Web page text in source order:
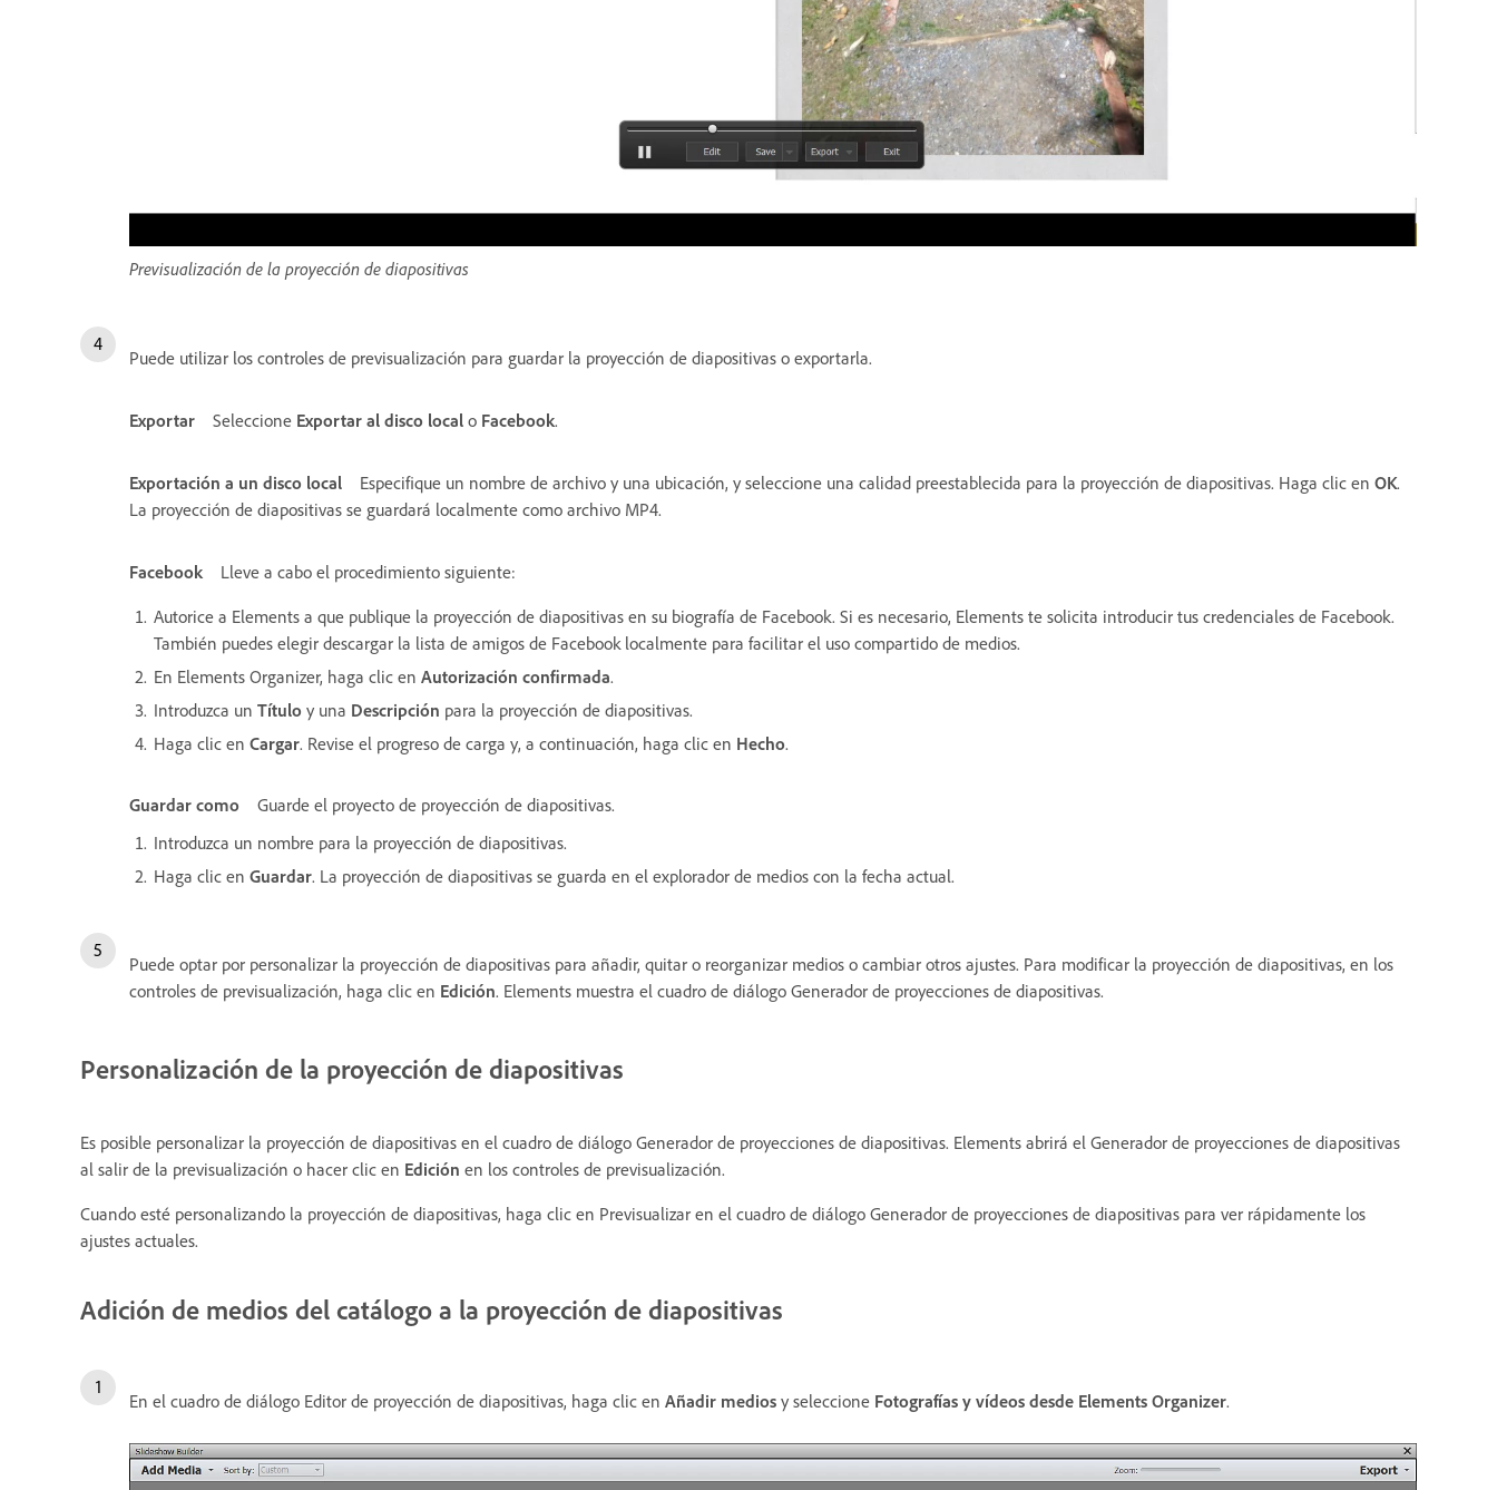
Previsualización de la proyección de diapositivas
Puede utilizar los controles de previsualización para guardar la proyección de diapositivas o exportarla.
Exportar Seleccione Exportar al disco local o Facebook.
Exportación a un disco local Especifique un nombre de archivo y una ubicación, y seleccione una calidad preestablecida para la proyección de diapositivas. Haga clic en OK.
La proyección de diapositivas se guardará localmente como archivo MP4.
Facebook
Lleve a cabo el procedimiento siguiente:
Autorice a Elements a que publique la proyección de diapositivas en su biografía de Facebook. Si es necesario, Elements te solicita introducir tus credenciales de Facebook.
También puedes elegir descargar la lista de amigos de Facebook localmente para facilitar el uso compartido de medios.
En Elements Organizer, haga clic en Autorización confirmada.
Introduzca un Título y una Descripción para la proyección de diapositivas.
Haga clic en Cargar. Revise el progreso de carga y, a continuación, haga clic en Hecho.
Guardar como
Guarde el proyecto de proyección de diapositivas.
Introduzca un nombre para la proyección de diapositivas.
Haga clic en Guardar. La proyección de diapositivas se guarda en el explorador de medios con la fecha actual.
Puede optar por personalizar la proyección de diapositivas para añadir, quitar o reorganizar medios o cambiar otros ajustes. Para modificar la proyección de diapositivas, en los
controles de previsualización, haga clic en Edición. Elements muestra el cuadro de diálogo Generador de proyecciones de diapositivas.
Personalización de la proyección de diapositivas
Es posible personalizar la proyección de diapositivas en el cuadro de diálogo Generador de proyecciones de diapositivas. Elements abrirá el Generador de proyecciones de diapositivas
al salir de la previsualización o hacer clic en Edición en los controles de previsualización.
Cuando esté personalizando la proyección de diapositivas, haga clic en Previsualizar en el cuadro de diálogo Generador de proyecciones de diapositivas para ver rápidamente los
ajustes actuales.
Adición de medios del catálogo a la proyección de diapositivas
En el cuadro de diálogo Editor de proyección de diapositivas, haga clic en Añadir medios y seleccione Fotografías y vídeos desde Elements Organizer.